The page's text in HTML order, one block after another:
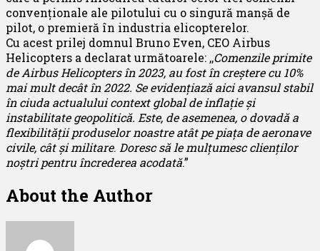
convenționale ale pilotului cu o singură manșă de
pilot, o premieră în industria elicopterelor.
Cu acest prilej domnul Bruno Even, CEO Airbus
Helicopters a declarat următoarele: ,,Comenzile primite
de Airbus Helicopters în 2023, au fost în creștere cu 10%
mai mult decât în 2022. Se evidențiază aici avansul stabil
în ciuda actualului context global de inflație și
instabilitate geopolitică. Este, de asemenea, o dovadă a
flexibilității produselor noastre atât pe piața de aeronave
civile, cât și militare. Doresc să le mulțumesc clienților
noștri pentru încrederea acodată.”
About the Author